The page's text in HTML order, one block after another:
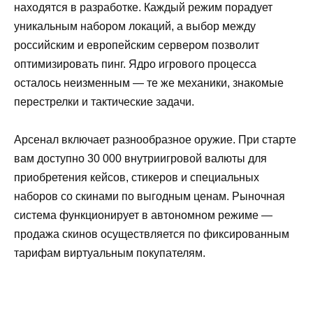
находятся в разработке. Каждый режим порадует
уникальным набором локаций, а выбор между
российским и европейским сервером позволит
оптимизировать пинг. Ядро игрового процесса
осталось неизменным — те же механики, знакомые
перестрелки и тактические задачи.
Арсенал включает разнообразное оружие. При старте
вам доступно 30 000 внутриигровой валюты для
приобретения кейсов, стикеров и специальных
наборов со скинами по выгодным ценам. Рыночная
система функционирует в автономном режиме —
продажа скинов осуществляется по фиксированным
тарифам виртуальным покупателям.